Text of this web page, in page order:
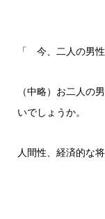
「 今、二人の男
（中略）お二人の
いでしょうか。
人間性、経済的な